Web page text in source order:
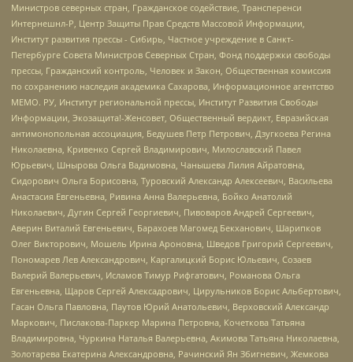
Министров северных стран, Гражданское содействие, Трансперенси
Интернешнл-Р, Центр Защиты Прав Средств Массовой Информации,
Институт развития прессы - Сибирь, Частное учреждение в Санкт-
Петербурге Совета Министров Северных Стран, Фонд поддержки свободы
прессы, Гражданский контроль, Человек и Закон, Общественная комиссия
по сохранению наследия академика Сахарова, Информационное агентство
МЕМО. РУ, Институт региональной прессы, Институт Развития Свободы
Информации, Экозащита!-Женсовет, Общественный вердикт, Евразийская
антимонопольная ассоциация, Бедушев Петр Петрович, Дзугкоева Регина
Николаевна, Кривенко Сергей Владимирович, Милославский Павел
Юрьевич, Шнырова Ольга Вадимовна, Чанышева Лилия Айратовна,
Сидорович Ольга Борисовна, Туровский Александр Алексеевич, Васильева
Анастасия Евгеньевна, Ривина Анна Валерьевна, Бойко Анатолий
Николаевич, Дугин Сергей Георгиевич, Пивоваров Андрей Сергеевич,
Аверин Виталий Евгеньевич, Барахоев Магомед Бекханович, Шарипков
Олег Викторович, Мошель Ирина Ароновна, Шведов Григорий Сергеевич,
Пономарев Лев Александрович, Каргалицкий Борис Юльевич, Созаев
Валерий Валерьевич, Исламов Тимур Рифгатович, Романова Ольга
Евгеньевна, Щаров Сергей Алексадрович, Цирульников Борис Альбертович,
Гасан Ольга Павловна, Паутов Юрий Анатольевич, Верховский Александр
Маркович, Пислакова-Паркер Марина Петровна, Кочеткова Татьяна
Владимировна, Чуркина Наталья Валерьевна, Акимова Татьяна Николаевна,
Золотарева Екатерина Александровна, Рачинский Ян Збигневич, Жемкова